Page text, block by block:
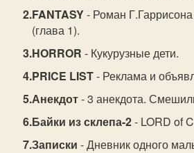
FANTASY- Роман
(глава 1).
HORROR - Кукурузные дети.
PRICE LIST- Реклама и
Анекдот- 3 анекдота.
Байки из склепа-2- LORD of
Записки - Дневник одного